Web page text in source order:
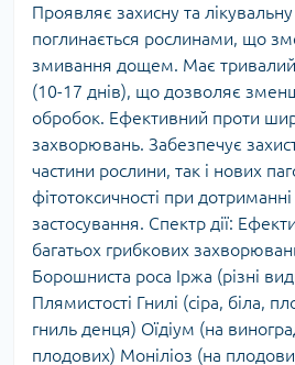
Проявляє захисну та
поглинається рослинами, що
змивання дощем. Має тривалий
(10-17 днів), що дозволяє
обробок. Ефективний проти
захворювань. Забезпечує
частини рослини, так і нових
фітотоксичності при
застосування. Спектр дії:
багатьох грибкових
Борошниста роса Іржа (різні
Плямистості Гнилі (сіра, біла,
гниль денця) Оїдіум (на
плодових) Моніліоз (на